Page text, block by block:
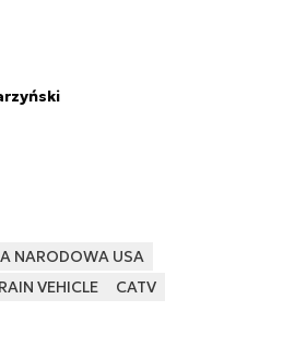
NARODOWA USA
VEHICLE
CATV